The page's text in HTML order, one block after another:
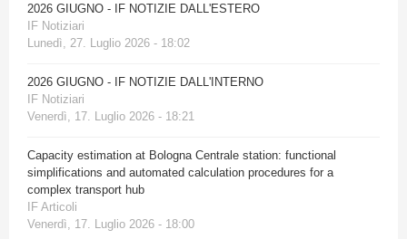
2026 GIUGNO - IF NOTIZIE DALL'ESTERO
IF Notiziari
Lunedì, 27. Luglio 2026 - 18:02
2026 GIUGNO - IF NOTIZIE DALL'INTERNO
IF Notiziari
Venerdì, 17. Luglio 2026 - 18:21
Capacity estimation at Bologna Centrale station: functional
simplifications and automated calculation procedures for a
complex transport hub
IF Articoli
Venerdì, 17. Luglio 2026 - 18:00